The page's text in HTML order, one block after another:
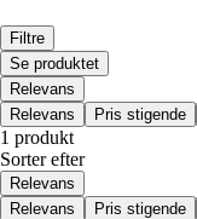
Filtre
Se produktet
Relevans
Relevans
Pris stigende
1 produkt
Sorter efter
Relevans
Relevans
Pris stigende